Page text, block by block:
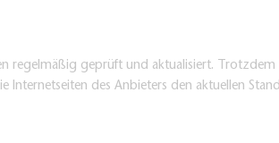
regelmäßig geprüft und aktualisiert.
Internetseiten des Anbieters den aktuellen